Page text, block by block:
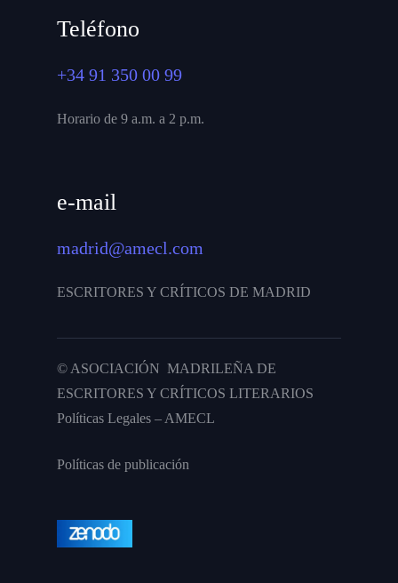
Teléfono
+34 91 350 00 99
Horario de 9 a.m. a 2 p.m.
e-mail
madrid@amecl.com
ESCRITORES Y CRÍTICOS DE MADRID
© ASOCIACIÓN MADRILEÑA DE
ESCRITORES Y CRÍTICOS LITERARIOS
Políticas Legales – AMECL
Políticas de publicación